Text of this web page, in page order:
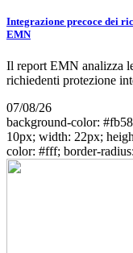
Integrazione precoce dei
EMN
Il report EMN analizza
richiedenti protezione
07/08/26
background-color:
10px; width: 22px;
color: #fff; border-